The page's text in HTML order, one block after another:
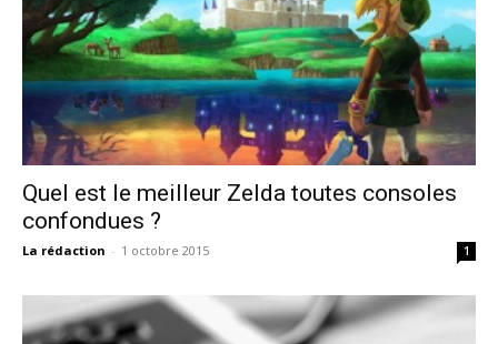
Quel est le meilleur Zelda toutes consoles
confondues ?
La rédaction - 1 octobre 2015 1